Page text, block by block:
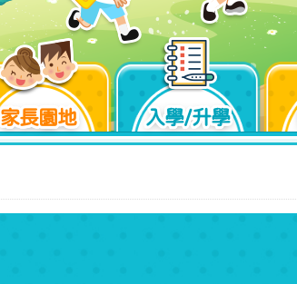
家長園地 入學/升學